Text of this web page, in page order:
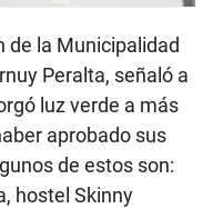
de la Municipalidad
Peralta, señaló a
luz verde a más
aprobado sus
de estos son:
hostel Skinny